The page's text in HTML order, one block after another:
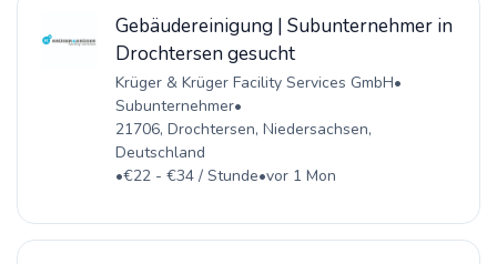
Gebäudereinigung | Subunternehmer in
Drochtersen gesucht
Krüger & Krüger Facility Services GmbH•
Subunternehmer•
21706, Drochtersen, Niedersachsen,
Deutschland
•€22 - €34 / Stunde•vor 1 Mon